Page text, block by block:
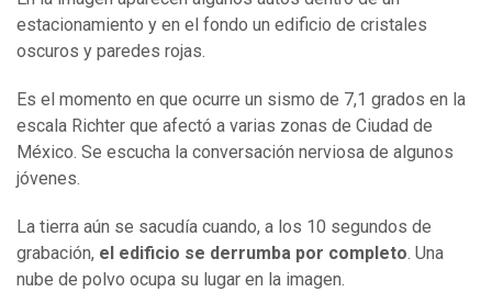
estacionamiento y en el fondo un edificio de cristales
oscuros y paredes rojas.
Es el momento en que ocurre un sismo de 7,1 grados en la
escala Richter que afectó a varias zonas de Ciudad de
México. Se escucha la conversación nerviosa de algunos
jóvenes.
La tierra aún se sacudía cuando, a los 10 segundos de
grabación, el edificio se derrumba por completo. Una
nube de polvo ocupa su lugar en la imagen.